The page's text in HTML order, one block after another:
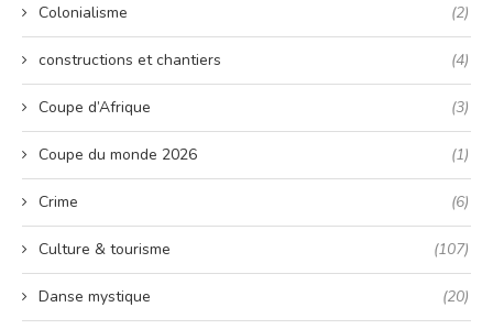
Colonialisme (2)
constructions et chantiers (4)
Coupe d’Afrique (3)
Coupe du monde 2026 (1)
Crime (6)
Culture & tourisme (107)
Danse mystique (20)